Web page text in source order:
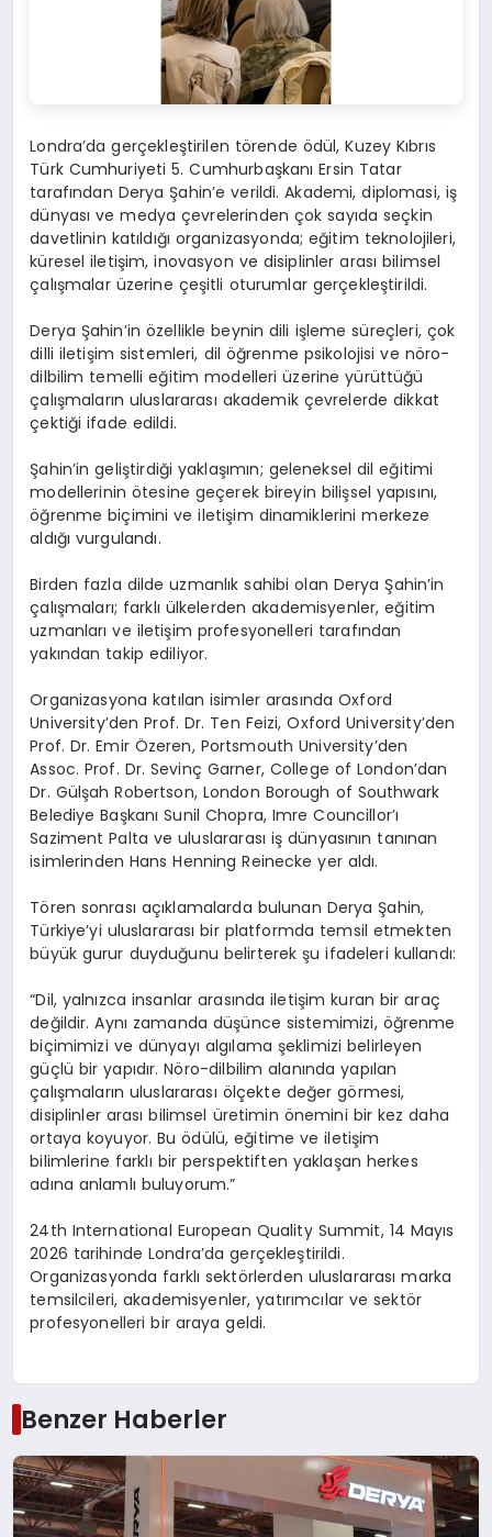
Londra’da gerçekleştirilen törende ödül, Kuzey Kıbrıs
Türk Cumhuriyeti 5. Cumhurbaşkanı Ersin Tatar
tarafından Derya Şahin’e verildi. Akademi, diplomasi, iş
dünyası ve medya çevrelerinden çok sayıda seçkin
davetlinin katıldığı organizasyonda; eğitim teknolojileri,
küresel iletişim, inovasyon ve disiplinler arası bilimsel
çalışmalar üzerine çeşitli oturumlar gerçekleştirildi.
Derya Şahin’in özellikle beynin dili işleme süreçleri, çok
dilli iletişim sistemleri, dil öğrenme psikolojisi ve nöro-
dilbilim temelli eğitim modelleri üzerine yürüttüğü
çalışmaların uluslararası akademik çevrelerde dikkat
çektiği ifade edildi.
Şahin’in geliştirdiği yaklaşımın; geleneksel dil eğitimi
modellerinin ötesine geçerek bireyin bilişsel yapısını,
öğrenme biçimini ve iletişim dinamiklerini merkeze
aldığı vurgulandı.
Birden fazla dilde uzmanlık sahibi olan Derya Şahin’in
çalışmaları; farklı ülkelerden akademisyenler, eğitim
uzmanları ve iletişim profesyonelleri tarafından
yakından takip ediliyor.
Organizasyona katılan isimler arasında Oxford
University’den Prof. Dr. Ten Feizi, Oxford University’den
Prof. Dr. Emir Özeren, Portsmouth University’den
Assoc. Prof. Dr. Sevinç Garner, College of London’dan
Dr. Gülşah Robertson, London Borough of Southwark
Belediye Başkanı Sunil Chopra, Imre Councillor’ı
Saziment Palta ve uluslararası iş dünyasının tanınan
isimlerinden Hans Henning Reinecke yer aldı.
Tören sonrası açıklamalarda bulunan Derya Şahin,
Türkiye’yi uluslararası bir platformda temsil etmekten
büyük gurur duyduğunu belirterek şu ifadeleri kullandı:
“Dil, yalnızca insanlar arasında iletişim kuran bir araç
değildir. Aynı zamanda düşünce sistemimizi, öğrenme
biçimimizi ve dünyayı algılama şeklimizi belirleyen
güçlü bir yapıdır. Nöro-dilbilim alanında yapılan
çalışmaların uluslararası ölçekte değer görmesi,
disiplinler arası bilimsel üretimin önemini bir kez daha
ortaya koyuyor. Bu ödülü, eğitime ve iletişim
bilimlerine farklı bir perspektiften yaklaşan herkes
adına anlamlı buluyorum.”
24th International European Quality Summit, 14 Mayıs
2026 tarihinde Londra’da gerçekleştirildi.
Organizasyonda farklı sektörlerden uluslararası marka
temsilcileri, akademisyenler, yatırımcılar ve sektör
profesyonelleri bir araya geldi.
Benzer Haberler